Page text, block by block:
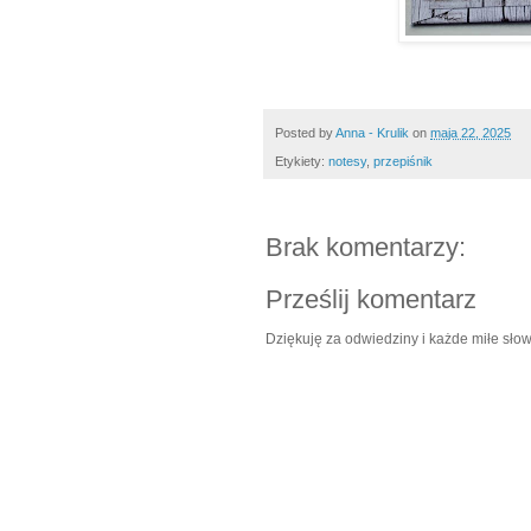
Posted byAnna - Krulik on maja 22, 2025
Etykiety: notesy, przepiśnik
Brak komentarzy:
Prześlij komentarz
Dziękuję za odwiedziny i każde miłe